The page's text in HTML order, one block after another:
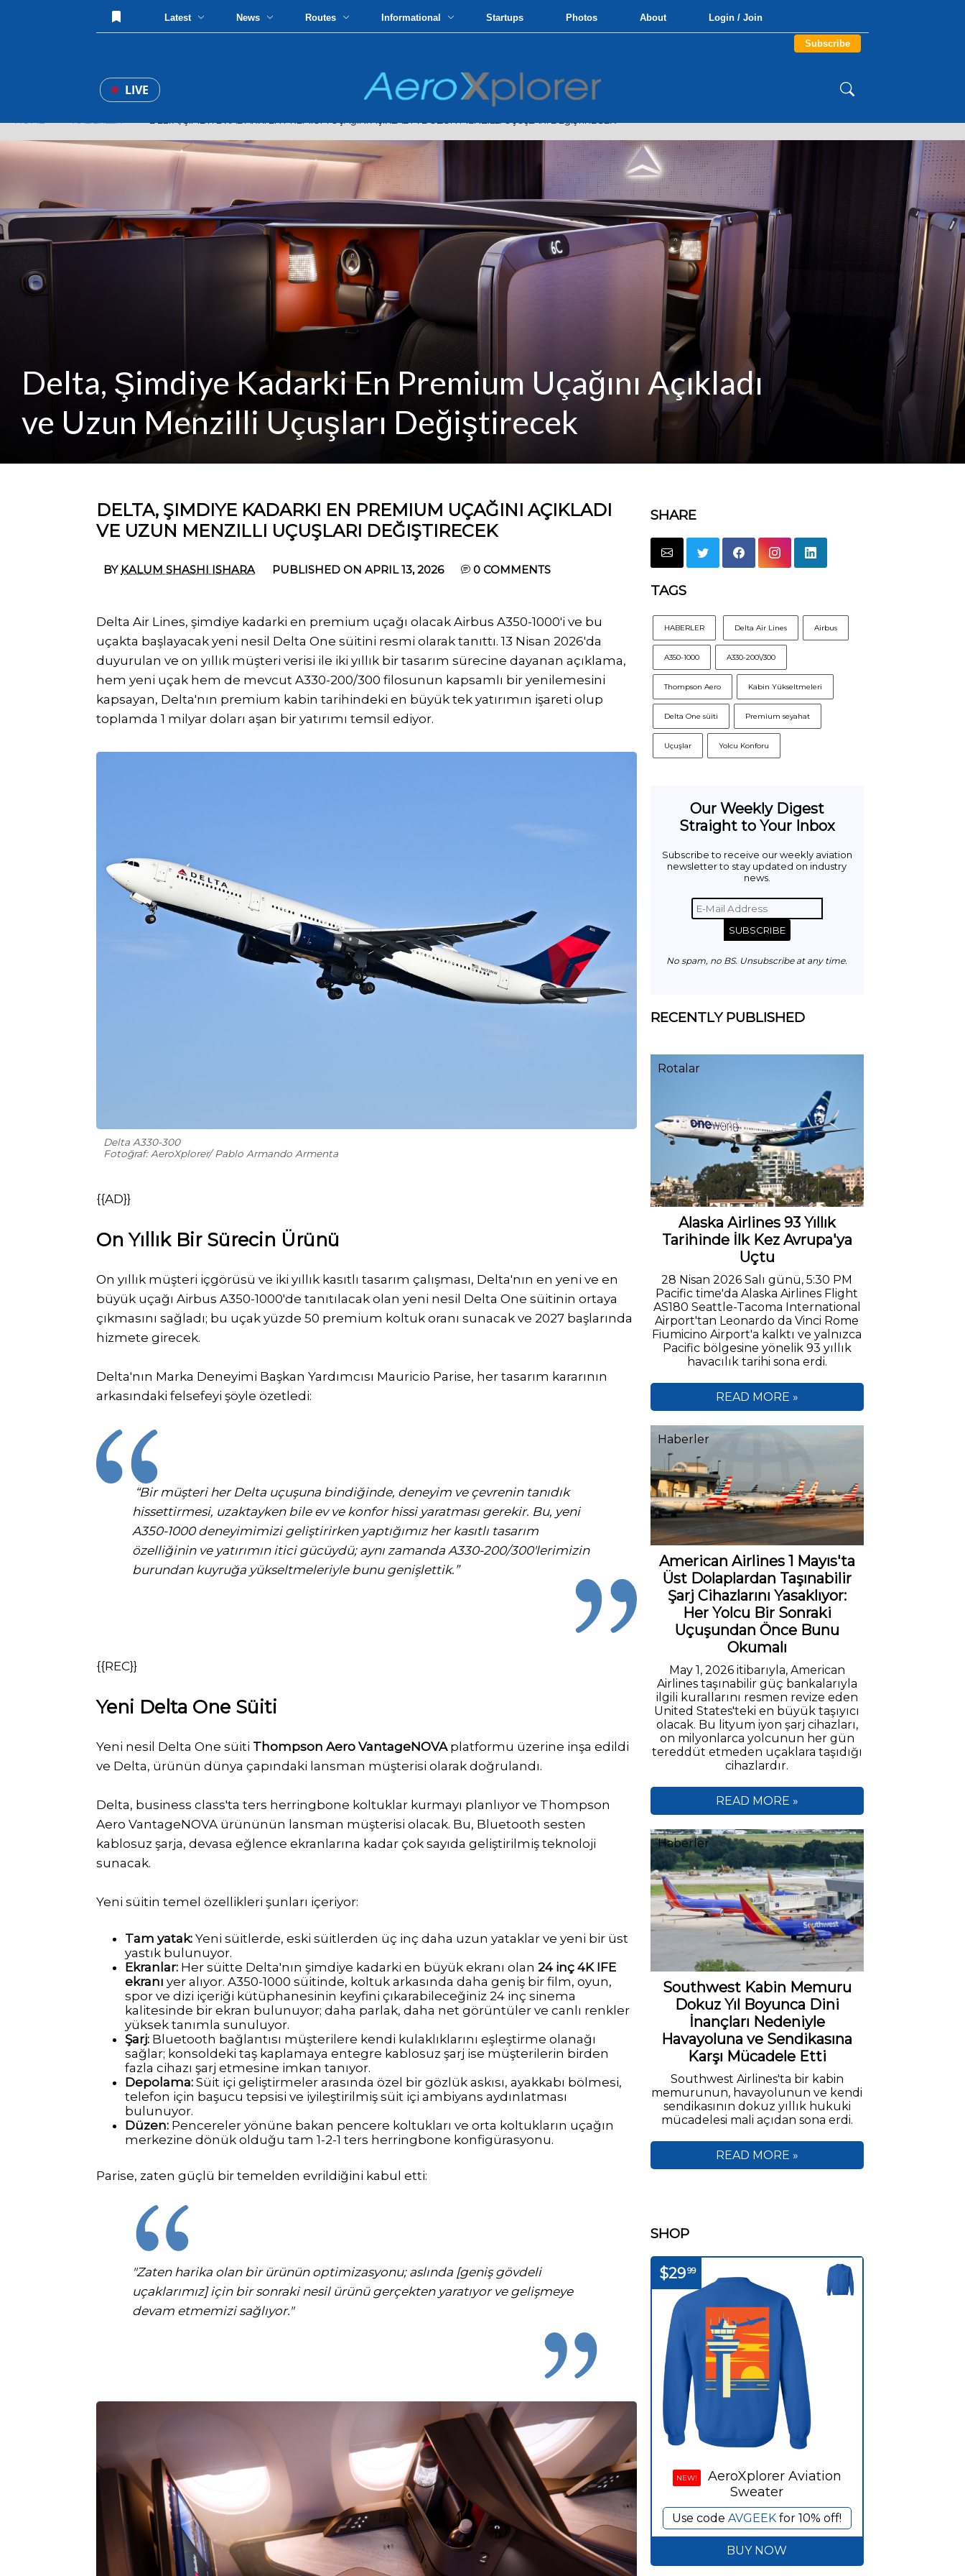
Latest News Routes Informational Startups Photos About Login / Join
Subscribe
LIVE
Delta, Şimdiye Kadarki En Premium Uçağını Açıkladı
ve Uzun Menzilli Uçuşları Değiştirecek
DELTA, ŞIMDIYE KADARKI EN PREMIUM UÇAĞINI AÇIKLADI
VE UZUN MENZILLI UÇUŞLARI DEĞIŞTIRECEK
BY KALUM SHASHI ISHARA PUBLISHED ON APRIL 13, 2026 0 COMMENTS
Delta Air Lines, şimdiye kadarki en premium uçağı olacak Airbus A350-1000'i ve bu
uçakta başlayacak yeni nesil Delta One süitini resmi olarak tanıttı. 13 Nisan 2026'da
duyurulan ve on yıllık müşteri verisi ile iki yıllık bir tasarım sürecine dayanan açıklama,
hem yeni uçak hem de mevcut A330-200/300 filosunun kapsamlı bir yenilemesini
kapsayan, Delta'nın premium kabin tarihindeki en büyük tek yatırımın işareti olup
toplamda 1 milyar doları aşan bir yatırımı temsil ediyor.
Delta A330-300
Fotoğraf: AeroXplorer/ Pablo Armando Armenta
{{AD}}
On Yıllık Bir Sürecin Ürünü
On yıllık müşteri içgörüsü ve iki yıllık kasıtlı tasarım çalışması, Delta'nın en yeni ve en
büyük uçağı Airbus A350-1000'de tanıtılacak olan yeni nesil Delta One süitinin ortaya
çıkmasını sağladı; bu uçak yüzde 50 premium koltuk oranı sunacak ve 2027 başlarında
hizmete girecek.
Delta'nın Marka Deneyimi Başkan Yardımcısı Mauricio Parise, her tasarım kararının
arkasındaki felsefeyi şöyle özetledi:
“Bir müşteri her Delta uçuşuna bindiğinde, deneyim ve çevrenin tanıdık
hissettirmesi, uzaktayken bile ev ve konfor hissi yaratması gerekir. Bu, yeni
A350-1000 deneyimimizi geliştirirken yaptığımız her kasıtlı tasarım
özelliğinin ve yatırımın itici gücüydü; aynı zamanda A330-200/300'lerimizin
burundan kuyruğa yükseltmeleriyle bunu genişlettik.”
{{REC}}
Yeni Delta One Süiti
Yeni nesil Delta One süiti Thompson Aero VantageNOVAplatformu üzerine inşa edildi
ve Delta, ürünün dünya çapındaki lansman müşterisi olarak doğrulandı.
Delta, business class'ta ters herringbone koltuklar kurmayı planlıyor ve Thompson
Aero VantageNOVA ürününün lansman müşterisi olacak. Bu, Bluetooth sesten
kablosuz şarja, devasa eğlence ekranlarına kadar çok sayıda geliştirilmiş teknoloji
sunacak.
Yeni süitin temel özellikleri şunları içeriyor:
Tam yatak: Yeni süitlerde, eski süitlerden üç inç daha uzun yataklar ve yeni bir üst
yastık bulunuyor.
Ekranlar: Her süitte Delta'nın şimdiye kadarki en büyük ekranı olan24 inç 4K IFE
ekranı yer alıyor. A350-1000 süitinde, koltuk arkasında daha geniş bir film, oyun,
spor ve dizi içeriği kütüphanesinin keyfini çıkarabileceğiniz 24 inç sinema
kalitesinde bir ekran bulunuyor; daha parlak, daha net görüntüler ve canlı renkler
yüksek tanımla sunuluyor.
Şarj: Bluetooth bağlantısı müşterilere kendi kulaklıklarını eşleştirme olanağı
sağlar; konsoldeki taş kaplamaya entegre kablosuz şarj ise müşterilerin birden
fazla cihazı şarj etmesine imkan tanıyor.
Depolama: Süit içi geliştirmeler arasında özel bir gözlük askısı, ayakkabı bölmesi,
telefon için başucu tepsisi ve iyileştirilmiş süit içi ambiyans aydınlatması
bulunuyor.
Düzen: Pencereler yönüne bakan pencere koltukları ve orta koltukların uçağın
merkezine dönük olduğu tam 1-2-1 ters herringbone konfigürasyonu.
Parise, zaten güçlü bir temelden evrildiğini kabul etti:
"Zaten harika olan bir ürünün optimizasyonu; aslında [geniş gövdeli
uçaklarımız] için bir sonraki nesil ürünü gerçekten yaratıyor ve gelişmeye
devam etmemizi sağlıyor."
SHARE
TAGS
HABERLER Delta Air Lines Airbus
A350-1000 A330-200\/300
Thompson Aero Kabin Yükseltmeleri
Delta One süiti Premium seyahat
Uçuşlar Yolcu Konforu
Our Weekly Digest
Straight to Your Inbox
Subscribe to receive our weekly aviation
newsletter to stay updated on industry
news.
SUBSCRIBE
No spam, no BS. Unsubscribe at any time.
RECENTLY PUBLISHED
Alaska Airlines 93 Yıllık
Tarihinde İlk Kez Avrupa'ya
Uçtu
28 Nisan 2026 Salı günü, 5:30 PM
Pacific time'da Alaska Airlines Flight
AS180 Seattle-Tacoma International
Airport'tan Leonardo da Vinci Rome
Fiumicino Airport'a kalktı ve yalnızca
Pacific bölgesine yönelik 93 yıllık
havacılık tarihi sona erdi.
Rotalar
READ MORE »
American Airlines 1 Mayıs'ta
Üst Dolaplardan Taşınabilir
Şarj Cihazlarını Yasaklıyor:
Her Yolcu Bir Sonraki
Uçuşundan Önce Bunu
Okumalı
May 1, 2026 itibarıyla, American
Airlines taşınabilir güç bankalarıyla
ilgili kurallarını resmen revize eden
United States'teki en büyük taşıyıcı
olacak. Bu lityum iyon şarj cihazları,
on milyonlarca yolcunun her gün
tereddüt etmeden uçaklara taşıdığı
cihazlardır.
Haberler
READ MORE »
Southwest Kabin Memuru
Dokuz Yıl Boyunca Dini
İnançları Nedeniyle
Havayoluna ve Sendikasına
Karşı Mücadele Etti
Southwest Airlines'ta bir kabin
memurunun, havayolunun ve kendi
sendikasının dokuz yıllık hukuki
mücadelesi mali açıdan sona erdi.
Haberler
READ MORE »
SHOP
$2999
NEW!
AeroXplorer Aviation
Sweater
Use codeAVGEEK for 10% off!
BUY NOW